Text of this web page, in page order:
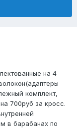
на 4
комплект,
700руб за кросс.
в барабанах по